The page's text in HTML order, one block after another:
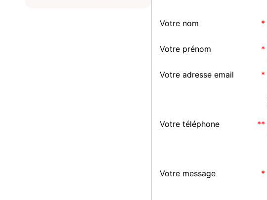
Votre nom
Votre prénom
Votre adresse email
Votre téléphone
Votre message